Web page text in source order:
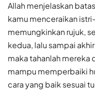
Allah menjelaskan
kamu menceraikan
memungkinkan rujuk,
kedua, lalu sampai
maka tahanlah mereka
mampu memperbaiki
cara yang baik sesuai